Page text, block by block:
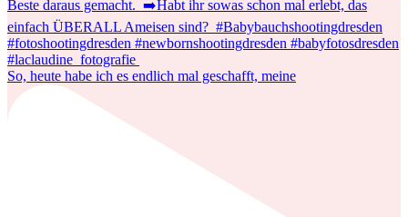
So, heute habe ich es endlich mal geschafft, meine